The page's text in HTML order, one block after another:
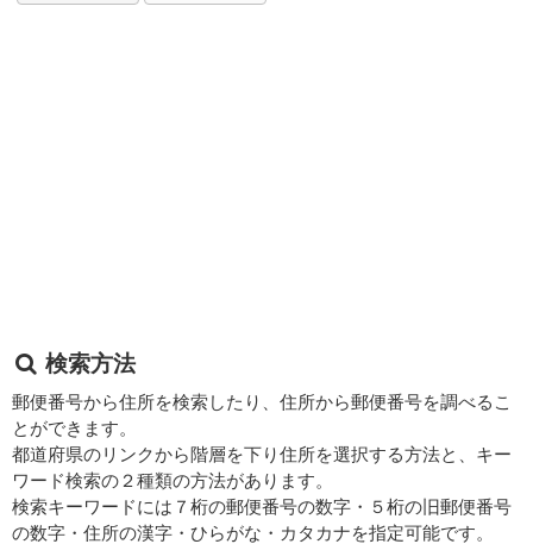
検索方法
郵便番号から住所を検索したり、住所から郵便番号を調べるこ
とができます。
都道府県のリンクから階層を下り住所を選択する方法と、キー
ワード検索の２種類の方法があります。
検索キーワードには７桁の郵便番号の数字・５桁の旧郵便番号
の数字・住所の漢字・ひらがな・カタカナを指定可能です。